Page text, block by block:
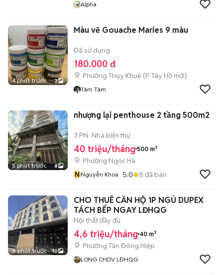
Alpha
4 phút trước 2
Màu vẽ Gouache Maries 9 màu
Đã sử dụng
180.000 đ
Phường Thụy Khuê (P. Tây Hồ mới)
Tâm Tâm
5 phút trước 8
nhượng lại penthouse 2 tầng 500m2
3 PN Nhà biệt thự
40 triệu/tháng 500 m²
Phường Ngọc Hà
NNguyễn Khoa 5.0 8 đã bán
6 phút trước 10
CHO THUÊ CĂN HỘ 1P NGỦ DUPEX
TÁCH BẾP NGAY LĐHQG
Nội thất đầy đủ
4,6 triệu/tháng 40 m²
Phường Tân Đông Hiệp
LONG CHDV LĐHQG